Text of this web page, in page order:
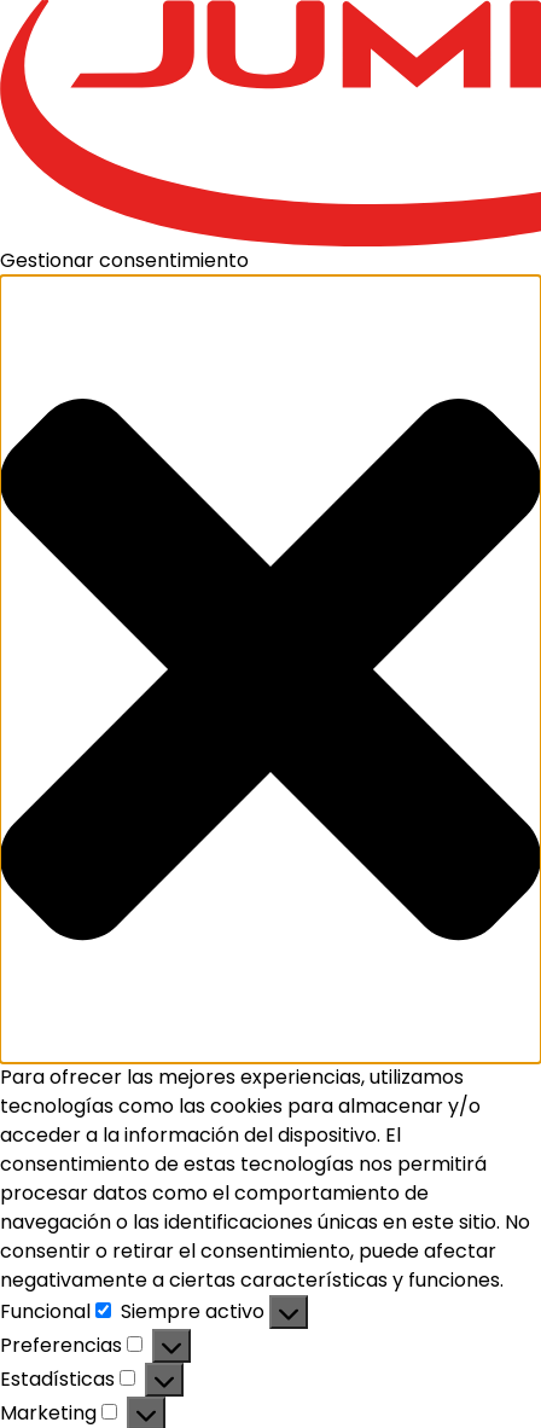
Gestionar consentimiento
Para ofrecer las mejores experiencias, utilizamos
tecnologías como las cookies para almacenar y/o
acceder a la información del dispositivo. El
consentimiento de estas tecnologías nos permitirá
procesar datos como el comportamiento de
navegación o las identificaciones únicas en este sitio. No
consentir o retirar el consentimiento, puede afectar
negativamente a ciertas características y funciones.
Funcional
Siempre activo
Preferencias
Estadísticas
Marketing